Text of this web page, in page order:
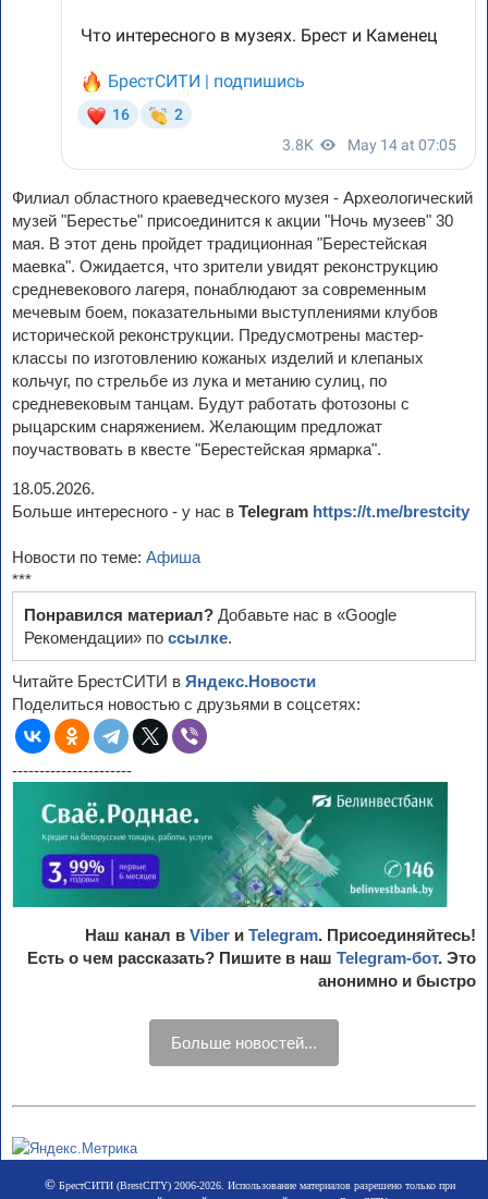
Филиал областного краеведческого музея - Археологический
музей "Берестье" присоединится к акции "Ночь музеев" 30
мая. В этот день пройдет традиционная "Берестейская
маевка". Ожидается, что зрители увидят реконструкцию
средневекового лагеря, понаблюдают за современным
мечевым боем, показательными выступлениями клубов
исторической реконструкции. Предусмотрены мастер-
классы по изготовлению кожаных изделий и клепаных
кольчуг, по стрельбе из лука и метанию сулиц, по
средневековым танцам. Будут работать фотозоны с
рыцарским снаряжением. Желающим предложат
поучаствовать в квесте "Берестейская ярмарка".
18.05.2026.
Больше интересного - у нас в Telegram https://t.me/brestcity
Новости по теме: Афиша
***
Понравился материал? Добавьте нас в «Google
Рекомендации» по ссылке.
Читайте БрестСИТИ в Яндекс.Новости
Поделиться новостью с друзьями в соцсетях:
----------------------
Наш канал в Viber и Telegram. Присоединяйтесь!
Есть о чем рассказать? Пишите в наш Telegram-бот. Это
анонимно и быстро
Больше новостей...
©БрестСИТИ (BrestCITY) 2006-2026. Использование материалов разрешено только при